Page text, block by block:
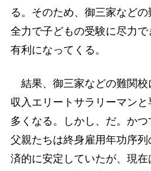
る。そのため、御三家など
全力で子どもの受験に尽力
有利になってくる。
結果、御三家などの難関校
収入エリートサラリーマン
多くなる。しかし、だ。か
父親たちは終身雇用年功序
済的に安定していたが、現